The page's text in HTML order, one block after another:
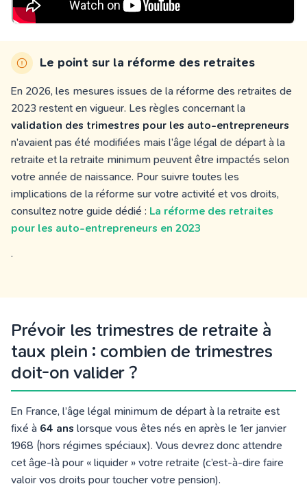
Le point sur la réforme des retraites
En 2026, les mesures issues de la réforme des retraites de
2023 restent en vigueur. Les règles concernant la
validation des trimestres pour les auto-entrepreneurs
n’avaient pas été modifiées mais l’âge légal de départ à la
retraite et la retraite minimum peuvent être impactés selon
votre année de naissance. Pour suivre toutes les
implications de la réforme sur votre activité et vos droits,
consultez notre guide dédié : La réforme des retraites
pour les auto-entrepreneurs en 2023
.
Prévoir les trimestres de retraite à
taux plein : combien de trimestres
doit-on valider ?
En France, l’âge légal minimum de départ à la retraite est
fixé à 64 ans lorsque vous êtes nés en après le 1er janvier
1968 (hors régimes spéciaux). Vous devrez donc attendre
cet âge-là pour « liquider » votre retraite (c’est-à-dire faire
valoir vos droits pour toucher votre pension).